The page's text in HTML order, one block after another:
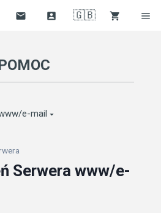
  🇬🇧  
e-mail 
Serwera www/e-